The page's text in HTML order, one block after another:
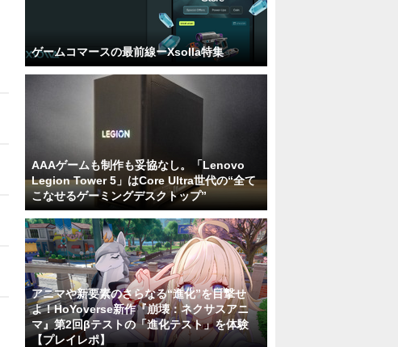
ゲームコマースの最前線ーXsolla特集
AAAゲームも制作も妥協なし。「Lenovo
Legion Tower 5」はCore Ultra世代の“全て
こなせるゲーミングデスクトップ”
アニマや新要素のさらなる“進化”を目撃せ
よ！HoYoverse新作『崩壊：ネクサスアニ
マ』第2回βテストの「進化テスト」を体験
【プレイレポ】